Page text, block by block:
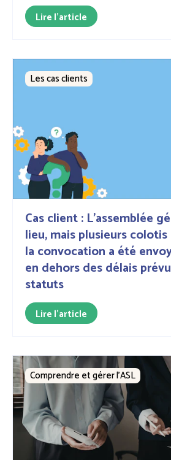
Lire l'article
Cas client : L’assemblée
lieu, mais plusieurs
la convocation a été
en dehors des délais
statuts
Les cas clients
Lire l'article
Comprendre et gérer l’ASL